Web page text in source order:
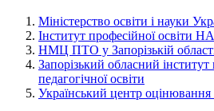
Міністерство освіти і науки
Інститут професійної освіти
НМЦ ПТО у Запорізькій
Запорізький обласний інститут
педагогічної освіти
Український центр оцінювання